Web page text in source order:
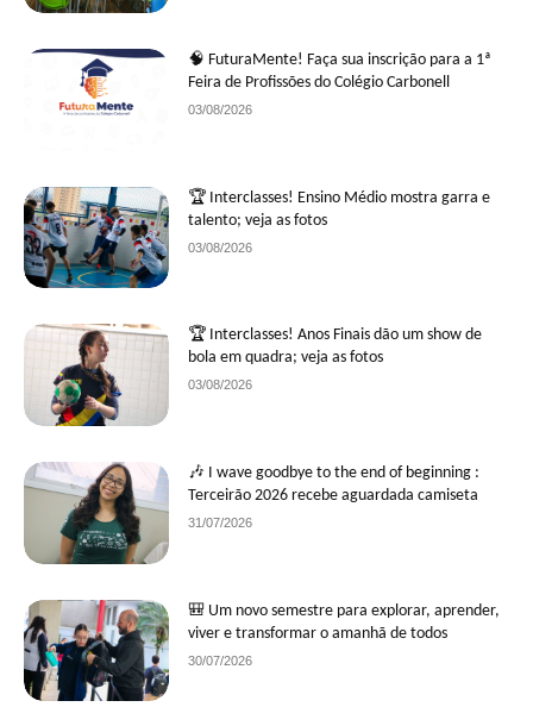
🧠 FuturaMente! Faça sua inscrição para a 1ª
Feira de Profissões do Colégio Carbonell
03/08/2026
🏆 Interclasses! Ensino Médio mostra garra e
talento; veja as fotos
03/08/2026
🏆 Interclasses! Anos Finais dão um show de
bola em quadra; veja as fotos
03/08/2026
🎶 I wave goodbye to the end of beginning :
Terceirão 2026 recebe aguardada camiseta
31/07/2026
🎒 Um novo semestre para explorar, aprender,
viver e transformar o amanhã de todos
30/07/2026